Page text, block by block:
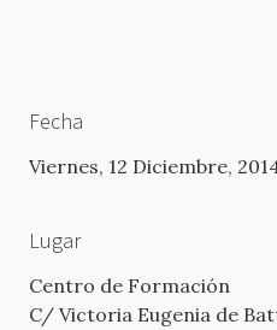
Fecha
Viernes, 12 Diciembre,
Lugar
Centro de Formación
C/ Victoria Eugenia de